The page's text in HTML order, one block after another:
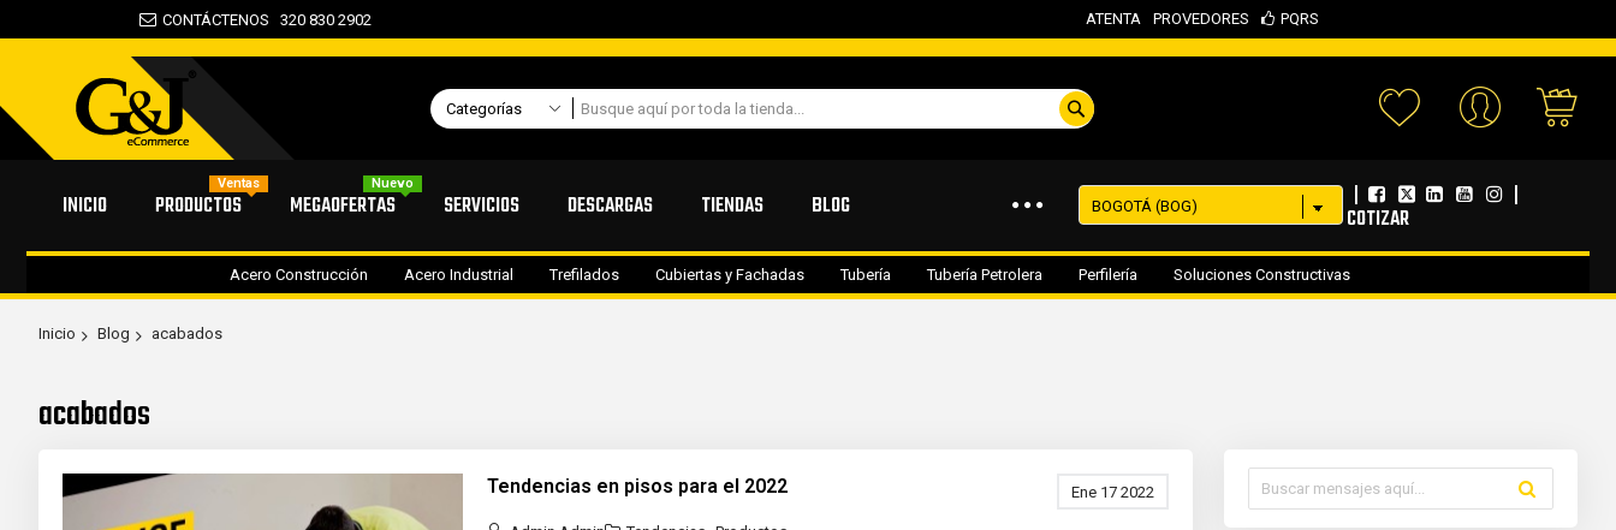
CONTÁCTENOS 320 830 2902 ATENTA PROVEDORES PQRS
Categorías
Your
INICIO PRODUCTOS
Ventas
MEGAOFERTAS
Nuevo
SERVICIOS DESCARGAS TIENDAS BLOG | |
COTIZAR
Acero Construcción Acero Industrial Trefilados Cubiertas y Fachadas Tubería Tubería Petrolera Perfilería Soluciones Constructivas
Inicio Blog acabados
acabados
Ene 17 2022
Tendencias en pisos para el 2022